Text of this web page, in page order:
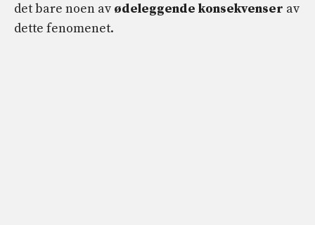
det bare noen av ødeleggende konsekvenser av
dette fenomenet.